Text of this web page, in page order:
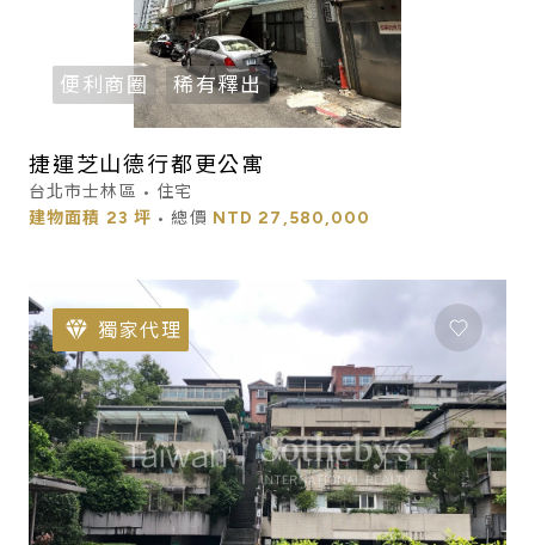
便利商圈 稀有釋出
捷運芝山德行都更公寓
台北市士林區 • 住宅
建物面積 23 坪 • 總價 NTD 27,580,000
獨家代理